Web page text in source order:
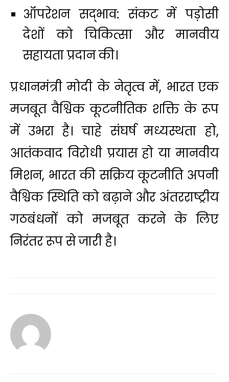
ऑपरेशन सद्भाव: संकट में पड़ोसी
देशों को चिकित्सा और मानवीय
सहायता प्रदान की।
प्रधानमंत्री मोदी के नेतृत्व में, भारत एक
मजबूत वैश्विक कूटनीतिक शक्ति के रूप
में उभरा है। चाहे संघर्ष मध्यस्थता हो,
आतंकवाद विरोधी प्रयास हो या मानवीय
मिशन, भारत की सक्रिय कूटनीति अपनी
वैश्विक स्थिति को बढ़ाने और अंतरराष्ट्रीय
गठबंधनों को मजबूत करने के लिए
निरंतर रूप से जारी है।